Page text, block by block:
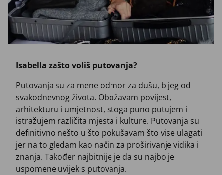
Isabella zašto voliš putovanja?
Putovanja su za mene odmor za dušu, bijeg od
svakodnevnog života. Obožavam povijest,
arhitekturu i umjetnost, stoga puno putujem i
istražujem različita mjesta i kulture. Putovanja su
definitivno nešto u što pokušavam što vise ulagati
jer na to gledam kao način za proširivanje vidika i
znanja. Također najbitnije je da su najbolje
uspomene uvijek s putovanja.